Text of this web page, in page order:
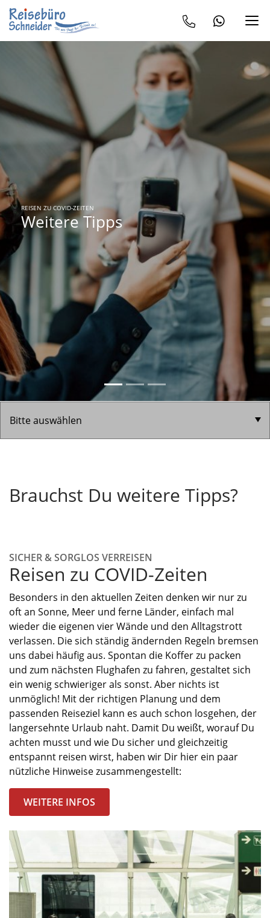
TIPPS FÜR ENTSPANNTES FLIEGEN
Weitere Tipps
Brauchst Du weitere Tipps?
SICHER & SORGLOS VERREISEN
Reisen zu COVID-Zeiten
Besonders in den aktuellen Zeiten denken wir nur zu
oft an Sonne, Meer und ferne Länder, einfach mal
wieder die eigenen vier Wände und den Alltagstrott
verlassen. Die sich ständig ändernden Regeln bremsen
uns dabei häufig aus. Spontan die Koffer zu packen
und zum nächsten Flughafen zu fahren, gestaltet sich
ein wenig schwieriger als sonst. Aber nichts ist
unmöglich! Mit der richtigen Planung und dem
passenden Reiseziel kann es auch schon losgehen, der
langersehnte Urlaub naht. Damit Du weißt, worauf Du
achten musst und wie Du sicher und gleichzeitig
entspannt reisen wirst, haben wir Dir hier ein paar
nützliche Hinweise zusammengestellt:
WEITERE INFOS